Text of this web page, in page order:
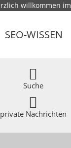
willkommen im
SEO-WISSEN
Suche
private Nachrichten